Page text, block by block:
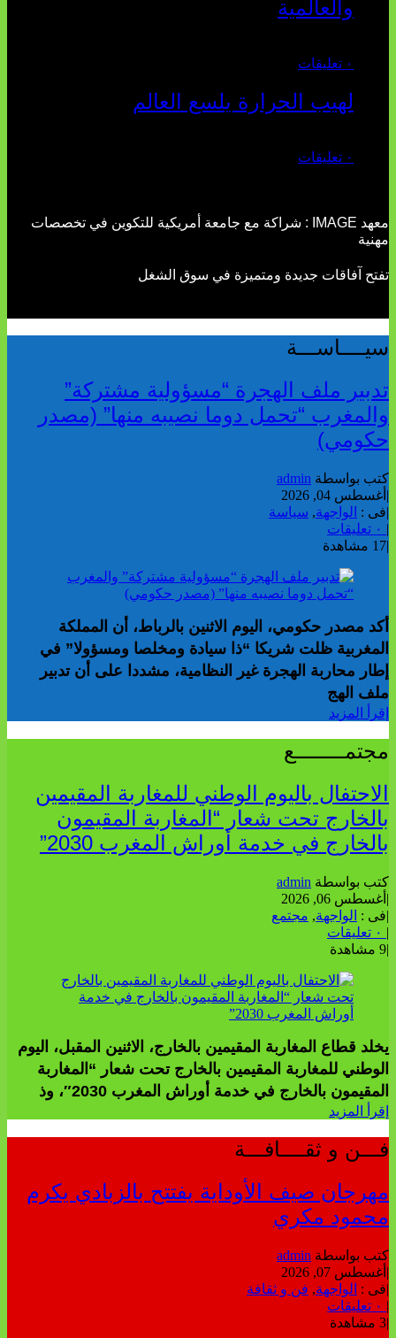
والعالمية
٠ تعليقات
لهيب الحرارة يلسع العالم
٠ تعليقات
معهد IMAGE : شراكة مع جامعة أمريكية للتكوين في تخصصات
مهنية
تفتح آفاقات جديدة ومتميزة في سوق الشغل
سيــــاســـة
تدبير ملف الهجرة “مسؤولية مشتركة”
والمغرب “تحمل دوما نصيبه منها” (مصدر
حكومي)
كتب بواسطة admin
| أغسطس 04, 2026
|فى : الواجهة, سياسة
|
|17 مشاهدة
أكد مصدر حكومي، اليوم الاثنين بالرباط، أن المملكة
المغربية ظلت شريكا “ذا سيادة ومخلصا ومسؤولا” في
إطار محاربة الهجرة غير النظامية، مشددا على أن تدبير
ملف الهج
إقرأ المزيد
مجتمــــــــع
الاحتفال باليوم الوطني للمغاربة المقيمين
بالخارج تحت شعار “المغاربة المقيمون
بالخارج في خدمة أوراش المغرب 2030”
كتب بواسطة admin
| أغسطس 06, 2026
|فى : الواجهة, مجتمع
|
|9 مشاهدة
يخلد قطاع المغاربة المقيمين بالخارج، الاثنين المقبل، اليوم
الوطني للمغاربة المقيمين بالخارج تحت شعار “المغاربة
المقيمون بالخارج في خدمة أوراش المغرب 2030″، وذ
إقرأ المزيد
فـــن و ثقــــافـــة
مهرجان صيف الأوداية يفتتح بالزبادي يكرم
محمود مكري
كتب بواسطة admin
| أغسطس 07, 2026
|فى : الواجهة, فن و ثقافة
|
|3 مشاهدة